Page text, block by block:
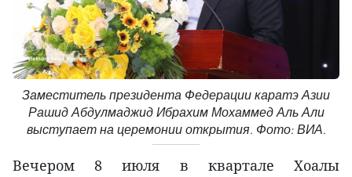
Заместитель президента Федерации каратэ Азии
Рашид Абдулмаджид Ибрахим Мохаммед Аль Али
выступает на церемонии открытия. Фото: ВИА.
Вечером 8 июля в квартале Хоалы